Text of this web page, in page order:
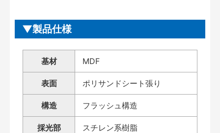
製品仕様
基材 MDF
表面 ポリサンドシート張り
構造 フラッシュ構造
採光部 スチレン系樹脂